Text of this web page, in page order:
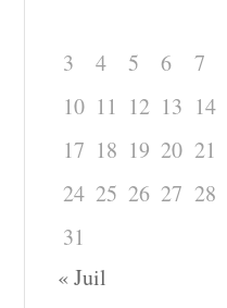
3
4 5 6 7
10 11 12 13 14
17 18 19 20 21
24 25 26 27 28
31
« Juil